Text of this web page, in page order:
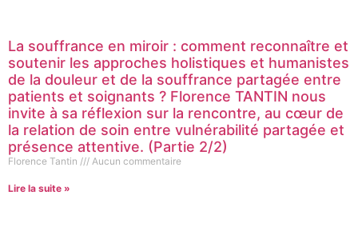
La souffrance en miroir : comment reconnaître et
soutenir les approches holistiques et humanistes
de la douleur et de la souffrance partagée entre
patients et soignants ? Florence TANTIN nous
invite à sa réflexion sur la rencontre, au cœur de
la relation de soin entre vulnérabilité partagée et
présence attentive. (Partie 2/2)
Florence Tantin Aucun commentaire
Lire la suite »